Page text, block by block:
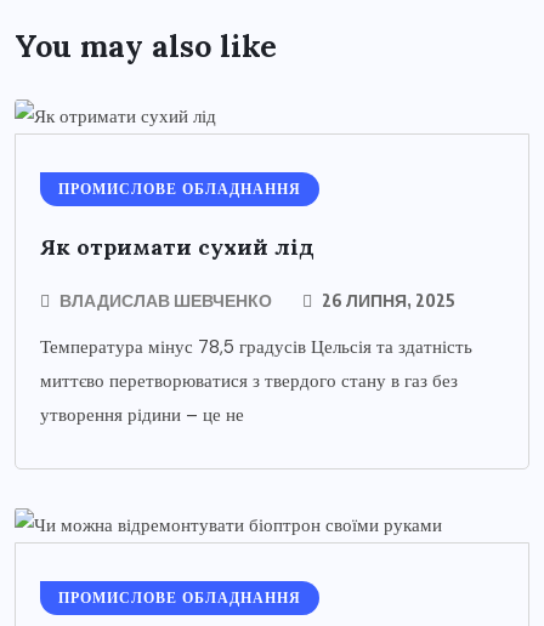
You may also like
ПРОМИСЛОВЕ ОБЛАДНАННЯ
Як отримати сухий лід
ВЛАДИСЛАВ ШЕВЧЕНКО 26 ЛИПНЯ, 2025
Температура мінус 78,5 градусів Цельсія та здатність
миттєво перетворюватися з твердого стану в газ без
утворення рідини – це не
ПРОМИСЛОВЕ ОБЛАДНАННЯ